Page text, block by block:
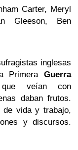
Carter, Meryl
Gleeson, Ben
inglesas
Primera Guerra
que veían con
daban frutos.
de vida y trabajo,
y discursos.